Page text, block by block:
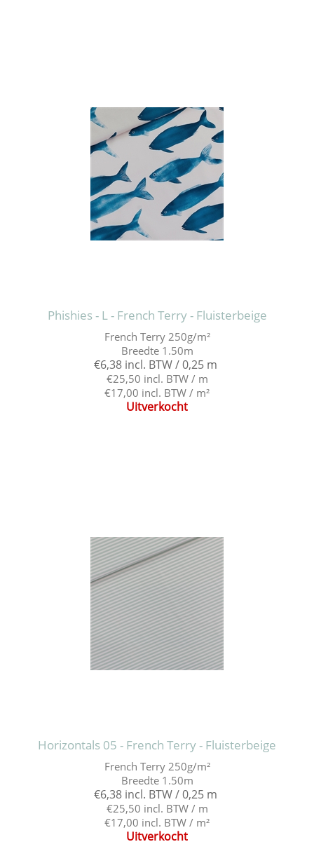
Phishies - L - French Terry - Fluisterbeige
French Terry 250g/m²
Breedte 1.50m
€6,38 incl. BTW / 0,25 m
€25,50 incl. BTW / m
€17,00 incl. BTW / m²
Uitverkocht
Horizontals 05 - French Terry - Fluisterbeige
French Terry 250g/m²
Breedte 1.50m
€6,38 incl. BTW / 0,25 m
€25,50 incl. BTW / m
€17,00 incl. BTW / m²
Uitverkocht